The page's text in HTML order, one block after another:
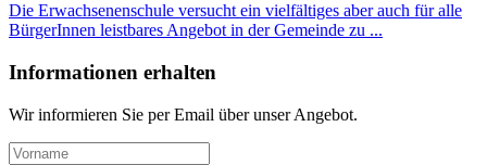
Die Erwachsenenschule versucht ein vielfältiges aber auch für alle
BürgerInnen leistbares Angebot in der Gemeinde zu ...
Informationen erhalten
Wir informieren Sie per Email über unser Angebot.